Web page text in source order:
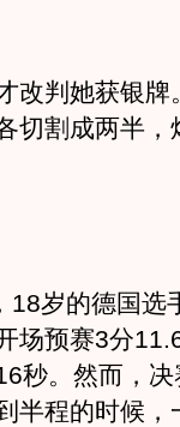
改判她获银牌
切割成两半，
岁的德国选
场预赛3分
秒。然而，
半程的时候，